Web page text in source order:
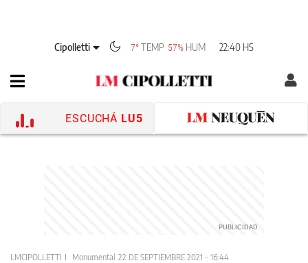
Cipolletti 7°TEMP 57% HUM 22:40 HS
ESCUCHÁ LU5
LMCIPOLLETTI Monumental 22 DE SEPTIEMBRE 2021 - 16:44